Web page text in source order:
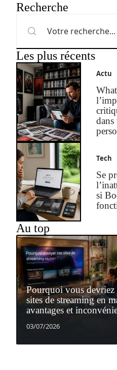
Recherche
Les plus récents
Actu
dans
Tech
Se
si
Au top
Pourquoi vous devriez
sites de streaming en
avantages et
03/07/2026